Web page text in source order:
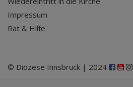
Impressum
Rat & Hilfe
© Diözese Innsbruck | 2024